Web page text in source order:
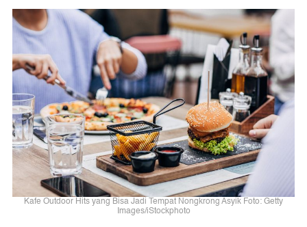
Kafe Outdoor Hits yang Bisa Jadi Tempat Nongkrong Asyik Foto: Getty
Images/iStockphoto